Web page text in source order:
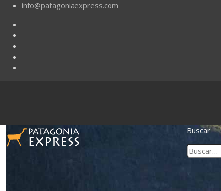
info@patagoniaexpress.com
Buscar